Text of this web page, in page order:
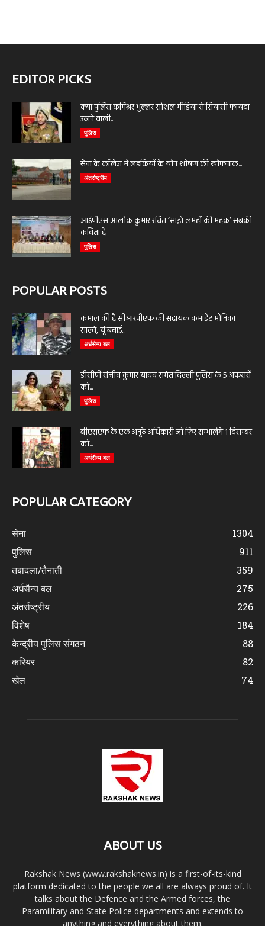
EDITOR PICKS
क्या पुलिस कमिश्नर भुल्लर सोशल मीडिया से सियासी फायदा
उठाने वाली...
पुलिस
सेना के कॉलेज में लड़कियों के यौन शोषण की खौफनाक...
अंतर्राष्ट्रीय
आईपीएस आलोक कुमार रचित ‘साझे लमहों की महक’ सबकी
कविता है
पुलिस
POPULAR POSTS
कमाल की है सीआरपीएफ की सहायक कमांडेंट मोनिका
साल्वे, यूं बचाई...
अर्धसैन्य बल
डीसीपी संजीव कुमार यादव समेत दिल्ली पुलिस के 5 अफसरों
को...
पुलिस
बीएसएफ के एक अनूठे अधिकारी जो फिर सम्भालेंगे 1 दिसम्बर
को...
अर्धसैन्य बल
POPULAR CATEGORY
सेना
1304
पुलिस
911
तबादला/तैनाती
359
अर्धसैन्य बल
275
अंतर्राष्ट्रीय
226
विशेष
184
केन्द्रीय पुलिस संगठन
88
करियर
82
खेल
74
ABOUT US
Rakshak News (www.rakshaknews.in) is a first-of-its-kind
platform dedicated to the people we all are always proud of. It
talks about the Defence and the Armed forces, the
Paramilitary and State Police departments and extends to
anything and everything about them.